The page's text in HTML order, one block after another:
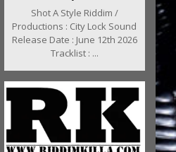
Shot A Style Riddim /
Productions : City Lock Sound
Release Date : June 12th 2026
Tracklist : ...